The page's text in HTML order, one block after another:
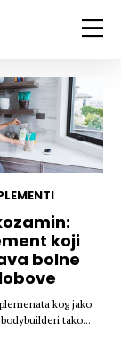
koji
bolne
kog jako
tako...